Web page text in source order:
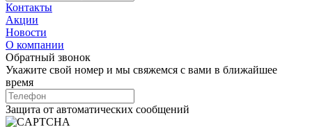
Контакты
Акции
Новости
О компании
Обратный звонок
Укажите свой номер и мы свяжемся с вами в ближайшее
время
Защита от автоматических сообщений